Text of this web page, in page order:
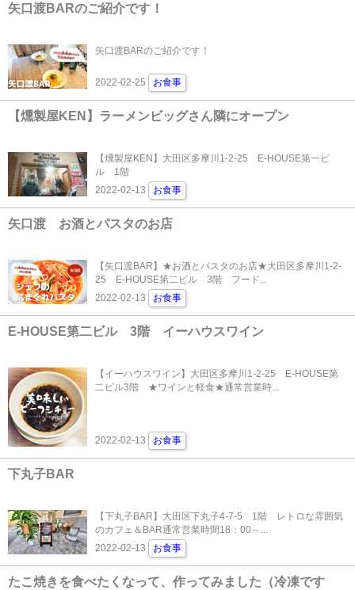
矢口渡BARのご紹介です！
矢口渡BARのご紹介です！
2022-02-25 お食事
【燻製屋KEN】ラーメンビッグさん隣にオープン
【燻製屋KEN】大田区多摩川1-2-25 E-HOUSE第一ビ
ル 1階
2022-02-13
お食事
矢口渡 お酒とパスタのお店
【矢口渡BAR】★お酒とパスタのお店★大田区多摩川1-2-
25 E-HOUSE第二ビル 3階 フード...
2022-02-13
お食事
E-HOUSE第二ビル 3階 イーハウスワイン
【イーハウスワイン】大田区多摩川1-2-25 E-HOUSE第
二ビル3階 ★ワインと軽食★通常営業時...
2022-02-13 お食事
下丸子BAR
【下丸子BAR】大田区下丸子4-7-5 1階 レトロな雰囲気
のカフェ＆BAR通常営業時間18：00～...
2022-02-13
お食事
たこ焼きを食べたくなって、作ってみました（冷凍です